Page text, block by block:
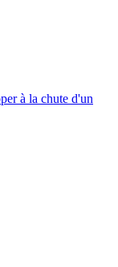
à la chute d'un